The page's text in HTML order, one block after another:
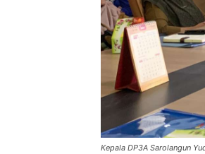
Kepala DP3A Sarolangun